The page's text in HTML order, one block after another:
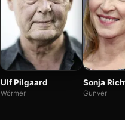
Ulf Pilgaard
Wörmer
Sonja
Gunver